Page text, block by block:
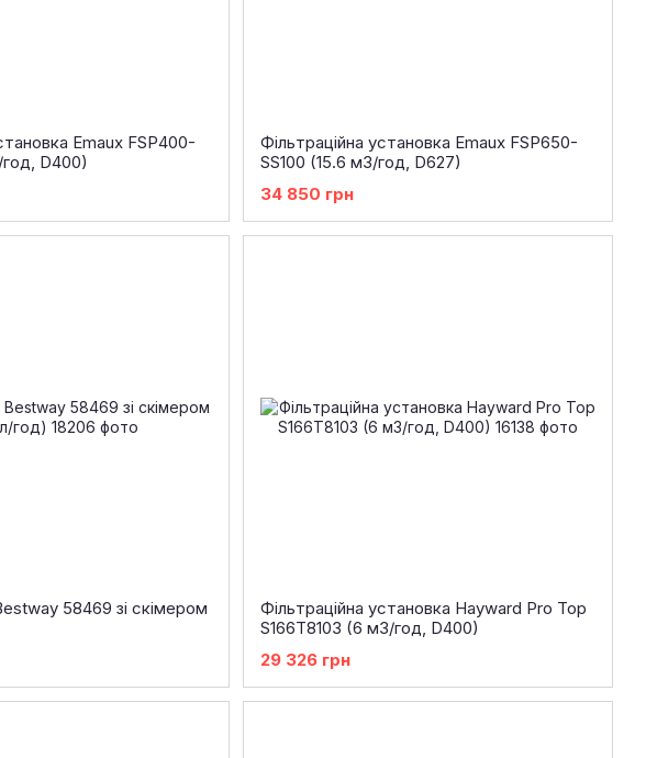
Emaux FSP400-
D400)
Фільтраційна установка Emaux FSP650-
SS100 (15.6 м3/год, D627)
34 850 грн
58469 зі скімером
Фільтраційна установка Hayward Pro Top
S166T8103 (6 м3/год, D400)
29 326 грн